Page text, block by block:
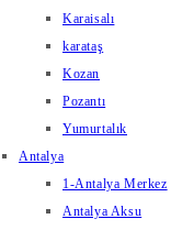
Karaisalı
karataş
Kozan
Pozantı
Yumurtalık
Antalya
1-Antalya Merkez
Antalya Aksu